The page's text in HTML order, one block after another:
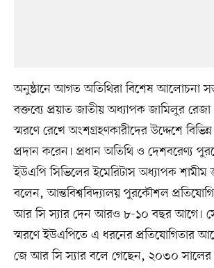
অনুষ্ঠানে আগত অতিথিরা বিশেষ আলোচনা
বক্তব্যে প্রয়াত জাতীয় অধ্যাপক জামিলুর
স্মরণে রেখে অংশগ্রহণকারীদের উদ্দেশে
প্রদান করেন। প্রধান অতিথি ও দেশবরেণ্য
ইউএপি সিভিলের ইমেরিটাস অধ্যাপক শামীম
বলেন, আন্তবিশ্ববিদ্যালয় পুরকৌশল
আর সি স্যার দেন আরও ৮-১০ বছর আগে।
স্মরণে ইউএপিতে এ ধরনের প্রতিযোগিতার
জে আর সি স্যার বলে গেছেন, ২০৩০ সালের